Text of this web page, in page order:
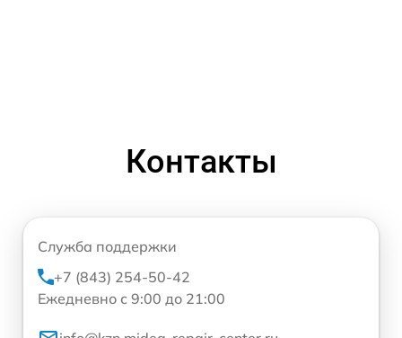
Контакты
Служба поддержки
+7 (843) 254-50-42
Ежедневно с 9:00 до 21:00